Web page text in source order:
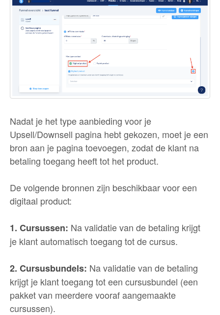
Nadat je het type aanbieding voor je
Upsell/Downsell pagina hebt gekozen, moet je een
bron aan je pagina toevoegen, zodat de klant na
betaling toegang heeft tot het product.
De volgende bronnen zijn beschikbaar voor een
digitaal product:
1. Cursussen: Na validatie van de betaling krijgt
je klant automatisch toegang tot de cursus.
2. Cursusbundels: Na validatie van de betaling
krijgt je klant toegang tot een cursusbundel (een
pakket van meerdere vooraf aangemaakte
cursussen).